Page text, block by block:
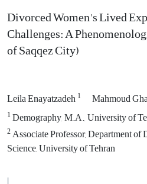
Divorced Women's Lived
Challenges: A
of Saqqez City)
Leila Enayatzadeh1 Mahmoud
1Demography, M.A., University of
2Associate Professor, Department
Science, University of Tehran